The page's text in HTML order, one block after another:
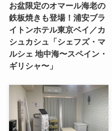
お盆限定のオマール海老の
鉄板焼きも登場！浦安ブラ
イトンホテル東京ベイ／カ
シュカシュ「シェフズ・マ
ルシェ 地中海〜スペイン・
ギリシャ〜」